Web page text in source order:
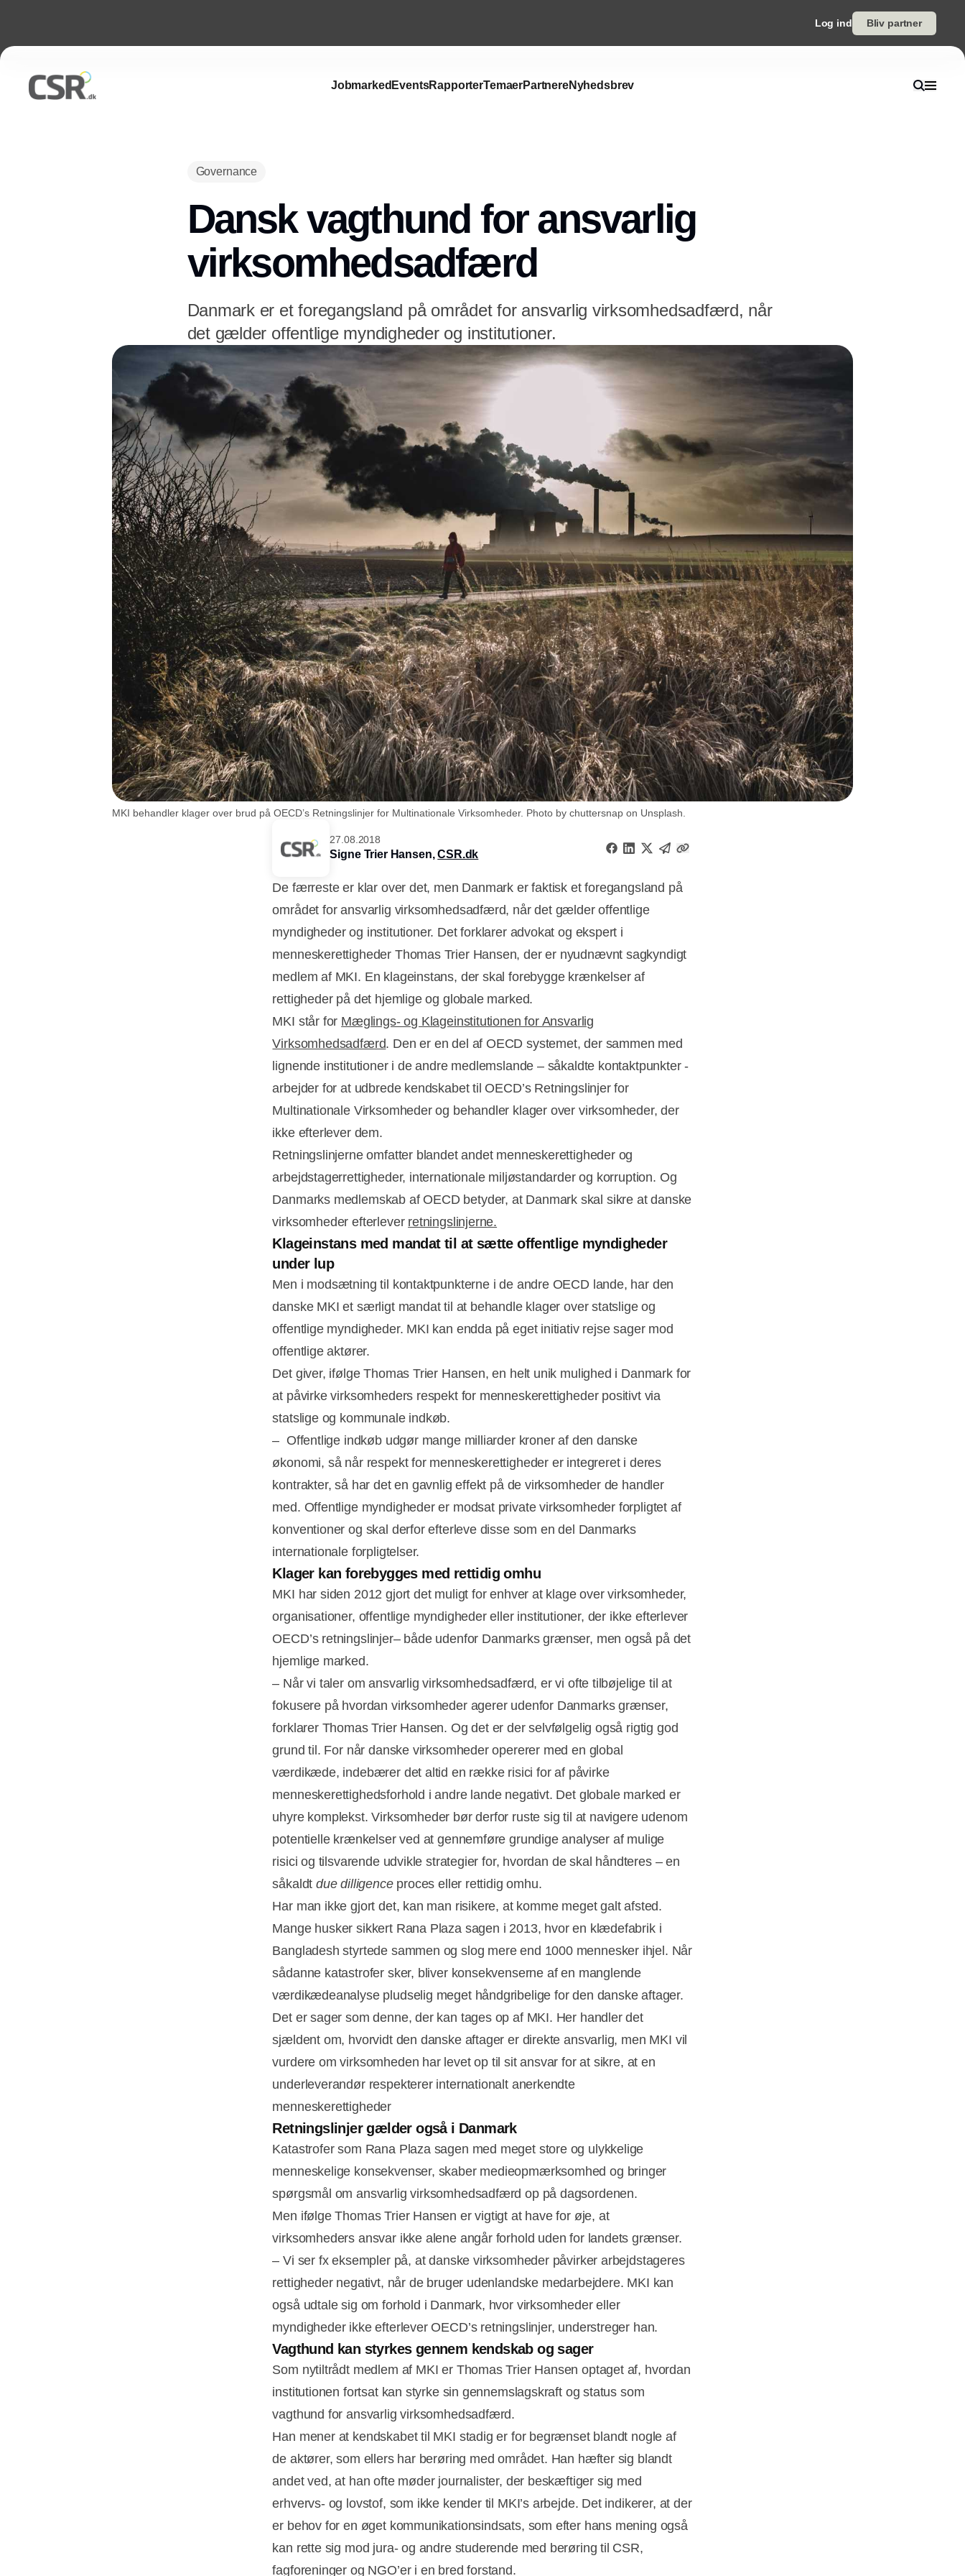
Log ind Bliv partner
Jobmarked EventsRapporterTemaerPartnereNyhedsbrev
Governance
Dansk vagthund for ansvarlig
virksomhedsadfærd
Danmark er et foregangsland på området for ansvarlig virksomhedsadfærd, når
det gælder offentlige myndigheder og institutioner.
MKI behandler klager over brud på OECD’s Retningslinjer for Multinationale Virksomheder. Photo by chuttersnap on Unsplash.
27.08.2018
Signe Trier Hansen,CSR.dk
De færreste er klar over det, men Danmark er faktisk et foregangsland på
området for ansvarlig virksomhedsadfærd, når det gælder offentlige
myndigheder og institutioner. Det forklarer advokat og ekspert i
menneskerettigheder Thomas Trier Hansen, der er nyudnævnt sagkyndigt
medlem af MKI. En klageinstans, der skal forebygge krænkelser af
rettigheder på det hjemlige og globale marked.
MKI står for Mæglings- og Klageinstitutionen for Ansvarlig
Virksomhedsadfærd. Den er en del af OECD systemet, der sammen med
lignende institutioner i de andre medlemslande – såkaldte kontaktpunkter -
arbejder for at udbrede kendskabet til OECD’s Retningslinjer for
Multinationale Virksomheder og behandler klager over virksomheder, der
ikke efterlever dem.
Retningslinjerne omfatter blandet andet menneskerettigheder og
arbejdstagerrettigheder, internationale miljøstandarder og korruption. Og
Danmarks medlemskab af OECD betyder, at Danmark skal sikre at danske
virksomheder efterlever retningslinjerne.
Klageinstans med mandat til at sætte offentlige myndigheder
under lup
Men i modsætning til kontaktpunkterne i de andre OECD lande, har den
danske MKI et særligt mandat til at behandle klager over statslige og
offentlige myndigheder. MKI kan endda på eget initiativ rejse sager mod
offentlige aktører.
Det giver, ifølge Thomas Trier Hansen, en helt unik mulighed i Danmark for
at påvirke virksomheders respekt for menneskerettigheder positivt via
statslige og kommunale indkøb.
– Offentlige indkøb udgør mange milliarder kroner af den danske
økonomi, så når respekt for menneskerettigheder er integreret i deres
kontrakter, så har det en gavnlig effekt på de virksomheder de handler
med. Offentlige myndigheder er modsat private virksomheder forpligtet af
konventioner og skal derfor efterleve disse som en del Danmarks
internationale forpligtelser.
Klager kan forebygges med rettidig omhu
MKI har siden 2012 gjort det muligt for enhver at klage over virksomheder,
organisationer, offentlige myndigheder eller institutioner, der ikke efterlever
OECD’s retningslinjer– både udenfor Danmarks grænser, men også på det
hjemlige marked.
– Når vi taler om ansvarlig virksomhedsadfærd, er vi ofte tilbøjelige til at
fokusere på hvordan virksomheder agerer udenfor Danmarks grænser,
forklarer Thomas Trier Hansen. Og det er der selvfølgelig også rigtig god
grund til. For når danske virksomheder opererer med en global
værdikæde, indebærer det altid en række risici for af påvirke
menneskerettighedsforhold i andre lande negativt. Det globale marked er
uhyre komplekst. Virksomheder bør derfor ruste sig til at navigere udenom
potentielle krænkelser ved at gennemføre grundige analyser af mulige
risici og tilsvarende udvikle strategier for, hvordan de skal håndteres – en
såkaldtdue dilligence proces eller rettidig omhu.
Har man ikke gjort det, kan man risikere, at komme meget galt afsted.
Mange husker sikkert Rana Plaza sagen i 2013, hvor en klædefabrik i
Bangladesh styrtede sammen og slog mere end 1000 mennesker ihjel. Når
sådanne katastrofer sker, bliver konsekvenserne af en manglende
værdikædeanalyse pludselig meget håndgribelige for den danske aftager.
Det er sager som denne, der kan tages op af MKI. Her handler det
sjældent om, hvorvidt den danske aftager er direkte ansvarlig, men MKI vil
vurdere om virksomheden har levet op til sit ansvar for at sikre, at en
underleverandør respekterer internationalt anerkendte
menneskerettigheder
Retningslinjer gælder også i Danmark
Katastrofer som Rana Plaza sagen med meget store og ulykkelige
menneskelige konsekvenser, skaber medieopmærksomhed og bringer
spørgsmål om ansvarlig virksomhedsadfærd op på dagsordenen.
Men ifølge Thomas Trier Hansen er vigtigt at have for øje, at
virksomheders ansvar ikke alene angår forhold uden for landets grænser.
– Vi ser fx eksempler på, at danske virksomheder påvirker arbejdstageres
rettigheder negativt, når de bruger udenlandske medarbejdere. MKI kan
også udtale sig om forhold i Danmark, hvor virksomheder eller
myndigheder ikke efterlever OECD’s retningslinjer, understreger han.
Vagthund kan styrkes gennem kendskab og sager
Som nytiltrådt medlem af MKI er Thomas Trier Hansen optaget af, hvordan
institutionen fortsat kan styrke sin gennemslagskraft og status som
vagthund for ansvarlig virksomhedsadfærd.
Han mener at kendskabet til MKI stadig er for begrænset blandt nogle af
de aktører, som ellers har berøring med området. Han hæfter sig blandt
andet ved, at han ofte møder journalister, der beskæftiger sig med
erhvervs- og lovstof, som ikke kender til MKI’s arbejde. Det indikerer, at der
er behov for en øget kommunikationsindsats, som efter hans mening også
kan rette sig mod jura- og andre studerende med berøring til CSR,
fagforeninger og NGO’er i en bred forstand.